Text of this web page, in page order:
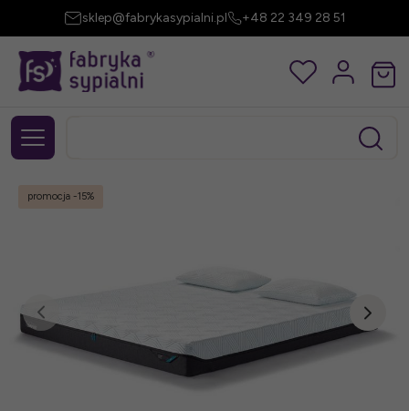
sklep@fabrykasypialni.pl +48 22 349 28 51
promocja -15%